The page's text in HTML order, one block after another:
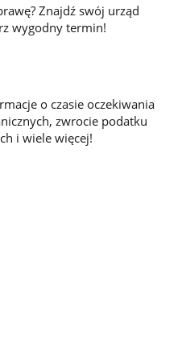
Znajdź swój urząd
wygodny termin!
o czasie oczekiwania
zwrocie podatku
i wiele więcej!